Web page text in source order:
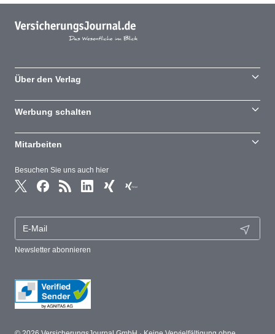
Besuchen Sie uns auch hier
Newsletter abonnieren
Über den Verlag
Werbung schalten
Mitarbeiten